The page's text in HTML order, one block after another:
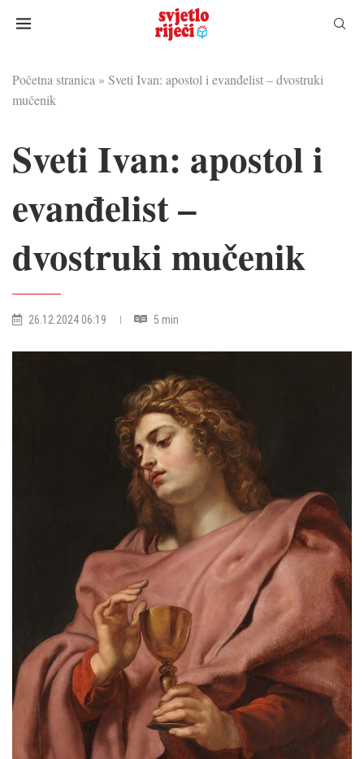
Početna stranica » Sveti Ivan: apostol i evanđelist – dvostruki
mučenik
Sveti Ivan: apostol i
evanđelist –
dvostruki mučenik
26.12.2024 06:19 5 min